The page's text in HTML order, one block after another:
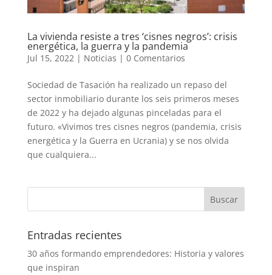
La vivienda resiste a tres ‘cisnes negros’: crisis
energética, la guerra y la pandemia
Jul 15, 2022| Noticias | 0 Comentarios
Sociedad de Tasación ha realizado un repaso del
sector inmobiliario durante los seis primeros meses
de 2022 y ha dejado algunas pinceladas para el
futuro. «Vivimos tres cisnes negros (pandemia, crisis
energética y la Guerra en Ucrania) y se nos olvida
que cualquiera...
Entradas recientes
30 años formando emprendedores: Historia y valores
que inspiran